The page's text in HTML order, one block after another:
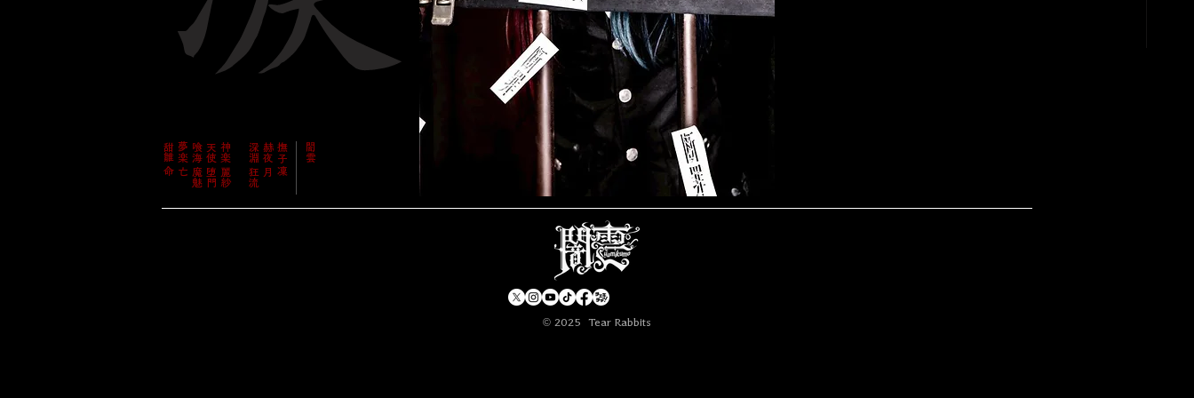
闇雲
撫子 凜
赫夜 月
深淵 狂流
神楽 麗紗
天使 堕門
喰海 魔魅
夢楽 亡
甜雛 命
​© 2025 Tear Rabbits